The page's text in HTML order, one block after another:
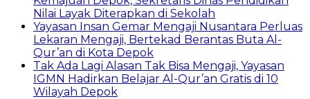
Nilai Layak Diterapkan di Sekolah
Yayasan Insan Gemar Mengaji Nusantara Perluas
Lekaran Mengaji, Bertekad Berantas Buta Al-
Qur’an di Kota Depok
Tak Ada Lagi Alasan Tak Bisa Mengaji, Yayasan
IGMN Hadirkan Belajar Al-Qur’an Gratis di 10
Wilayah Depok